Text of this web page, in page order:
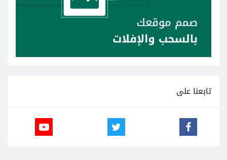
تابعنا على